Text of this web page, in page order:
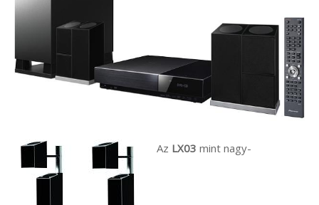
Az LX03 mint nagy-